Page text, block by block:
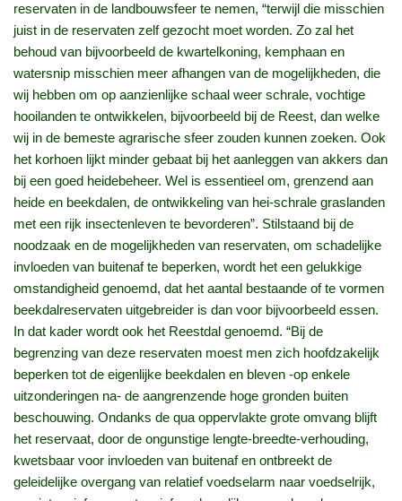
reservaten in de landbouwsfeer te nemen, “terwijl die misschien
juist in de reservaten zelf gezocht moet worden. Zo zal het
behoud van bijvoorbeeld de kwartelkoning, kemphaan en
watersnip misschien meer afhangen van de mogelijkheden, die
wij hebben om op aanzienlijke schaal weer schrale, vochtige
hooilanden te ontwikkelen, bijvoorbeeld bij de Reest, dan welke
wij in de bemeste agrarische sfeer zouden kunnen zoeken. Ook
het korhoen lijkt minder gebaat bij het aanleggen van akkers dan
bij een goed heidebeheer. Wel is essentieel om, grenzend aan
heide en beekdalen, de ontwikkeling van hei-schrale graslanden
met een rijk insectenleven te bevorderen”. Stilstaand bij de
noodzaak en de mogelijkheden van reservaten, om schadelijke
invloeden van buitenaf te beperken, wordt het een gelukkige
omstandigheid genoemd, dat het aantal bestaande of te vormen
beekdalreservaten uitgebreider is dan voor bijvoorbeeld essen.
In dat kader wordt ook het Reestdal genoemd. “Bij de
begrenzing van deze reservaten moest men zich hoofdzakelijk
beperken tot de eigenlijke beekdalen en bleven -op enkele
uitzonderingen na- de aangrenzende hoge gronden buiten
beschouwing. Ondanks de qua oppervlakte grote omvang blijft
het reservaat, door de ongunstige lengte-breedte-verhouding,
kwetsbaar voor invloeden van buitenaf en ontbreekt de
geleidelijke overgang van relatief voedselarm naar voedselrijk,